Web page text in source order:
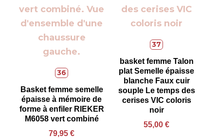
36
Basket femme semelle
épaisse à mémoire de
forme à enfiler RIEKER
M6058 vert combiné
79,95 €
37
basket femme Talon
plat Semelle épaisse
blanche Faux cuir
souple Le temps des
cerises VIC coloris
noir
55,00 €